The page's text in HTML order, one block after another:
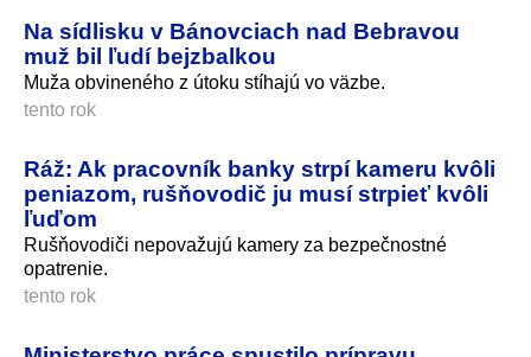
Na sídlisku v Bánovciach nad Bebravou
muž bil ľudí bejzbalkou
Muža obvineného z útoku stíhajú vo väzbe.
tento rok
Ráž: Ak pracovník banky strpí kameru kvôli
peniazom, rušňovodič ju musí strpieť kvôli
ľuďom
Rušňovodiči nepovažujú kamery za bezpečnostné
opatrenie.
tento rok